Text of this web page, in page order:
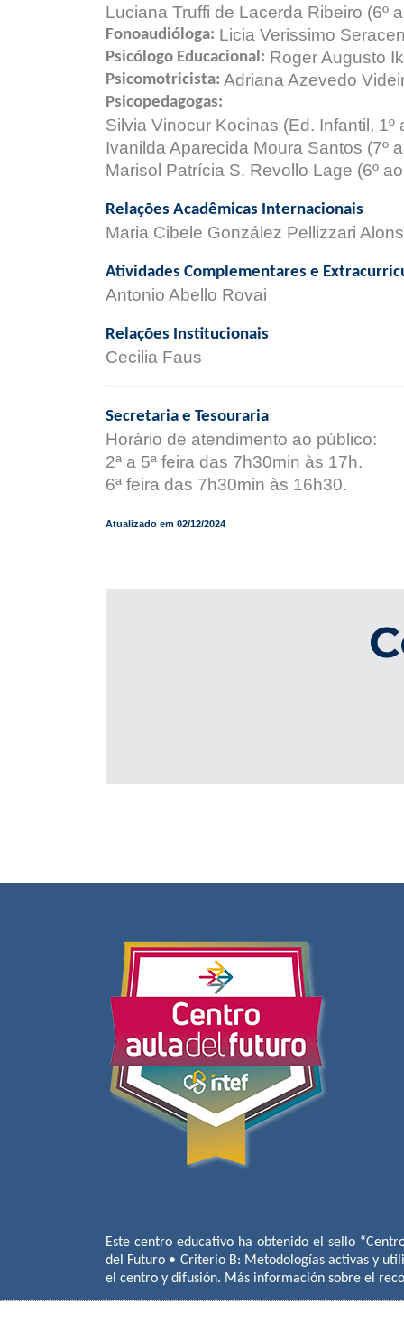
Luciana Truffi de Lacerda Ribeiro (6º
Fonoaudióloga: Licia Verissimo
Psicólogo Educacional: Roger Augusto
Psicomotricista: Adriana Azevedo
Psicopedagogas:
Silvia Vinocur Kocinas (Ed. Infantil, 1º
Ivanilda Aparecida Moura Santos (7º
Marisol Patrícia S. Revollo Lage (6º
Relações Acadêmicas Internacionais
Maria Cibele González Pellizzari
Atividades Complementares e
Antonio Abello Rovai
Relações Institucionais
Cecilia Faus
Secretaria e Tesouraria
Horário de atendimento ao público:
2ª a 5ª feira das 7h30min às 17h.
6ª feira das 7h30min às 16h30.
Atualizado em 02/12/2024
Este centro educativo ha obtenido el sello
del Futuro • Criterio B: Metodologías activas y
el centro y difusión. Más información sobre el